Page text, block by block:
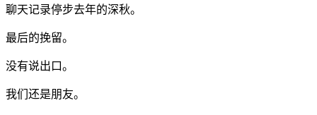
聊天记录停步去年的深秋。
最后的挽留。
没有说出口。
我们还是朋友。